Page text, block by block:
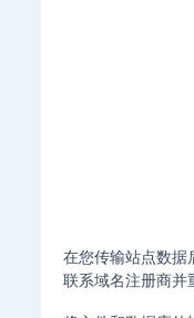
在您传输站点数据
联系域名注册商并